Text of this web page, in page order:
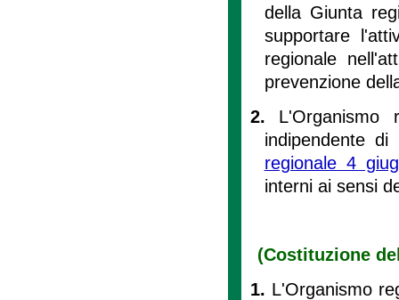
della Giunta
supportare
regionale
prevenzione
2.
indipendente
regionale 4
interni ai sensi
(Costituzione
1. L'Organismo